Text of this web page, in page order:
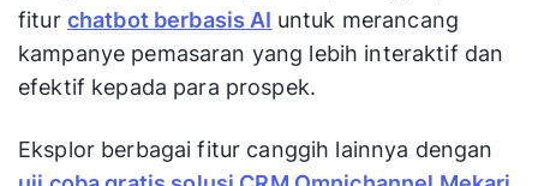
fitur chatbot berbasis AI untuk merancang
kampanye pemasaran yang lebih interaktif dan
efektif kepada para prospek.
Eksplor berbagai fitur canggih lainnya dengan